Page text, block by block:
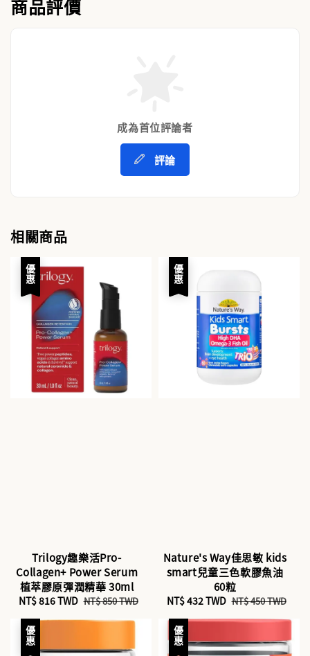
商品評價
成為首位評論者
評論
相關商品
優惠
Trilogy趣樂活Pro-
Collagen+ Power Serum
植萃膠原彈潤精華 30ml
Sale
price
NT$ 816 TWD Regular
NT$ 850 TWD
優惠
Nature's Way佳思敏 kids
smart兒童三色軟膠魚油
60粒
Sale
price
NT$ 432 TWD Regular
price
NT$ 450 TWD
優惠 優惠